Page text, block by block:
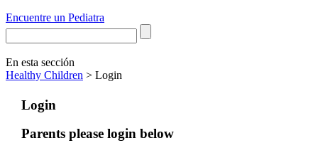
Encuentre un Pediatra
En esta sección
Healthy Children > Login
Login
Parents please login below